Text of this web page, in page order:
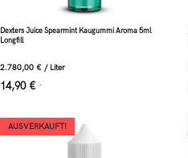
Dexters Juice Spearmint Kaugummi Aroma 5ml
Longfill
2.780,00 € / Liter
14,90 € *
AUSVERKAUFT!